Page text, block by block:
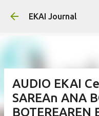
EKAI Journal
AUDIO EKAI
SAREAn ANA
BOTEREAREN